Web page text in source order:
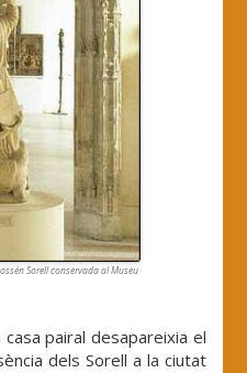
Sorell conservada al Museu
pairal desapareixia el
dels Sorell a la ciutat